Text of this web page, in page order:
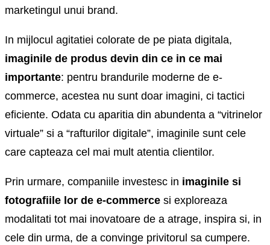
marketingul unui brand.
In mijlocul agitatiei colorate de pe piata digitala,
imaginile de produs devin din ce in ce mai
importante: pentru brandurile moderne de e-
commerce, acestea nu sunt doar imagini, ci tactici
eficiente. Odata cu aparitia din abundenta a “vitrinelor
virtuale” si a “rafturilor digitale”, imaginile sunt cele
care capteaza cel mai mult atentia clientilor.
Prin urmare, companiile investesc in imaginile si
fotografiile lor de e-commerce si exploreaza
modalitati tot mai inovatoare de a atrage, inspira si, in
cele din urma, de a convinge privitorul sa cumpere.